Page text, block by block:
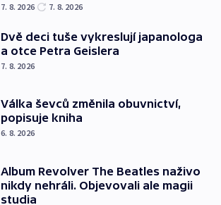
7. 8. 2026 7. 8. 2026
Dvě deci tuše vykreslují japanologa
a otce Petra Geislera
7. 8. 2026
Válka ševců změnila obuvnictví,
popisuje kniha
6. 8. 2026
Album Revolver The Beatles naživo
nikdy nehráli. Objevovali ale magii
studia